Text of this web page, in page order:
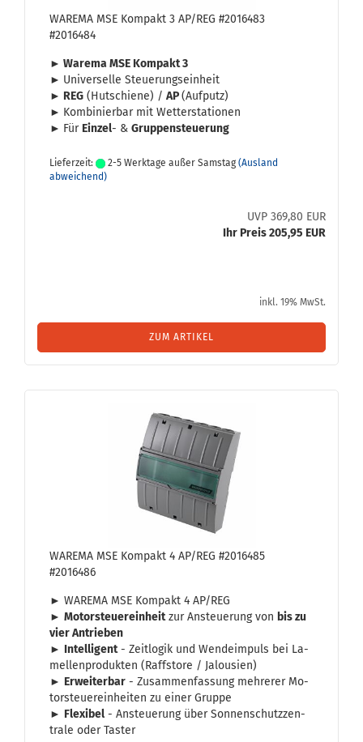
WA­RE­MA MSE Kom­pakt 3 AP/REG #2016483
#2016484
► Wa­re­ma MSE Kom­pakt 3
► Uni­ver­sel­le Steue­rungs­ein­heit
► REG (Hut­schie­ne) / AP(Auf­putz)
► Kom­bi­nier­bar mit Wet­ter­sta­tio­nen
► Für Ein­zel- & Grup­pen­steue­rung
Lieferzeit: 2-5 Werktage außer Samstag (Ausland
abweichend)
UVP 369,80 EUR
Ihr Preis 205,95 EUR
inkl. 19% MwSt.
ZUM ARTIKEL
WA­RE­MA MSE Kom­pakt 4 AP/REG #2016485
#2016486
► WA­RE­MA MSE Kom­pakt 4 AP/REG
► Mo­tor­steu­er­ein­heitzur An­steue­rung von bis zu
vier An­trie­ben
► In­tel­li­gent- Zeit­lo­gik und Wen­de­im­puls bei La­
mel­len­pro­duk­ten (Raffsto­re / Ja­lou­sien)
► Er­wei­ter­bar - Zu­sam­men­fas­sung meh­re­rer Mo­
tor­steu­er­ein­hei­ten zu einer Grup­pe
► Fle­xi­bel - An­steue­rung über Son­nen­schutz­zen­
tra­le oder Tas­ter